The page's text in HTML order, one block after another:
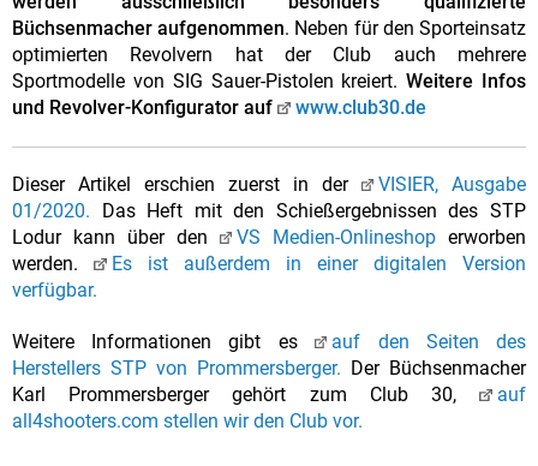
Büchsenmacher aufgenommen. Neben für den Sporteinsatz
optimierten Revolvern hat der Club auch mehrere
Sportmodelle von SIG Sauer-Pistolen kreiert.Weitere Infos
und Revolver-Konfigurator auf
www.club30.de
Dieser Artikel erschien zuerst in der
VISIER, Ausgabe
01/2020. Das Heft mit den Schießergebnissen des STP
Lodur kann über den
VS Medien-Onlineshop erworben
werden.
Es ist außerdem in einer digitalen Version
verfügbar.
Weitere Informationen gibt es
auf den Seiten des
Herstellers STP von Prommersberger. Der Büchsenmacher
Karl Prommersberger gehört zum Club 30,
auf
all4shooters.com stellen wir den Club vor.